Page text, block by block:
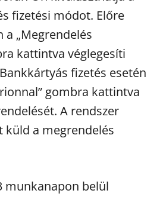
fizetési módot. Előre
a „Megrendelés
kattintva véglegesíti
fizetés esetén
gombra kattintva
A rendszer
küld a megrendelés
munkanapon belül